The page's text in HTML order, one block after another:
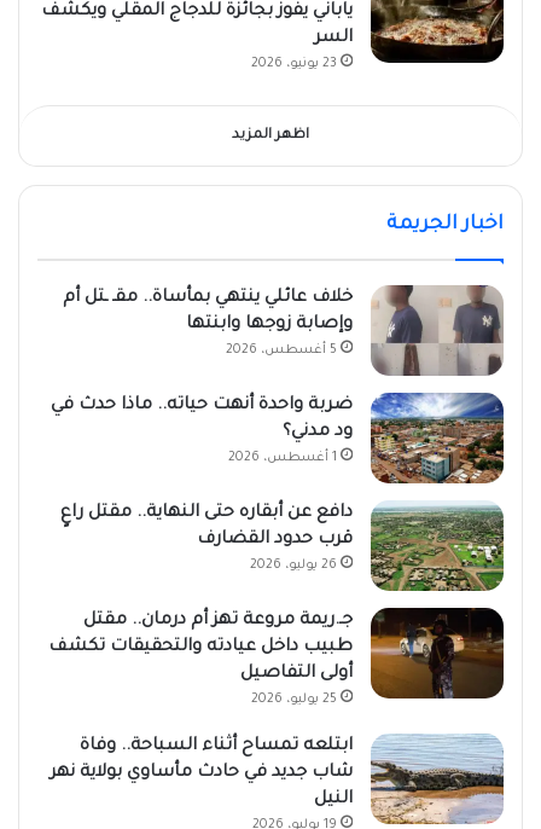
ياباني يفوز بجائزة للدجاج المقلي ويكشف
السر
23 يونيو، 2026
اظهر المزيد
اخبار الجريمة
خلاف عائلي ينتهي بمأساة.. مقـ ـتل أم
وإصابة زوجها وابنتها
5 أغسطس، 2026
ضربة واحدة أنهت حياته.. ماذا حدث في
ود مدني؟
1 أغسطس، 2026
دافع عن أبقاره حتى النهاية.. مقتل راعٍ
قرب حدود القضارف
26 يوليو، 2026
جـ.ريمة مروعة تهز أم درمان.. مقتل
طبيب داخل عيادته والتحقيقات تكشف
أولى التفاصيل
25 يوليو، 2026
ابتلعه تمساح أثناء السباحة.. وفاة
شاب جديد في حادث مأساوي بولاية نهر
النيل
19 يوليو، 2026